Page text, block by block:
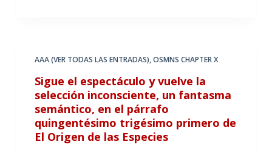
AAA (VER TODAS LAS ENTRADAS),OSMNS CHAPTER X
Sigue el espectáculo y vuelve la
selección inconsciente, un fantasma
semántico, en el párrafo
quingentésimo trigésimo primero de
El Origen de las Especies